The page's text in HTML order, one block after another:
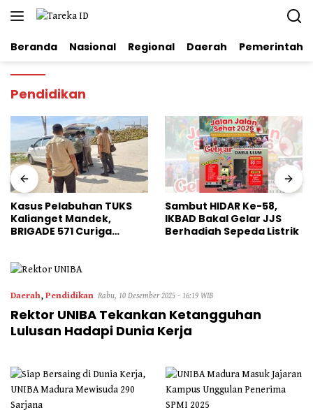
Langsung
Beranda Nasional Regional Daerah
Pendidikan
Pelabuhan TUKS
Mandek,
571 Curiga
Sambut HIDAR Ke-58,
IKBAD Bakal Gelar JJS
Berhadiah Sepeda Listrik
HMI
Daerah, Pendidikan Rabu, 10 Desember 2025 - 16:19 WIB
Rektor UNIBA Tekankan Ketangguhan
Lulusan Hadapi Dunia Kerja